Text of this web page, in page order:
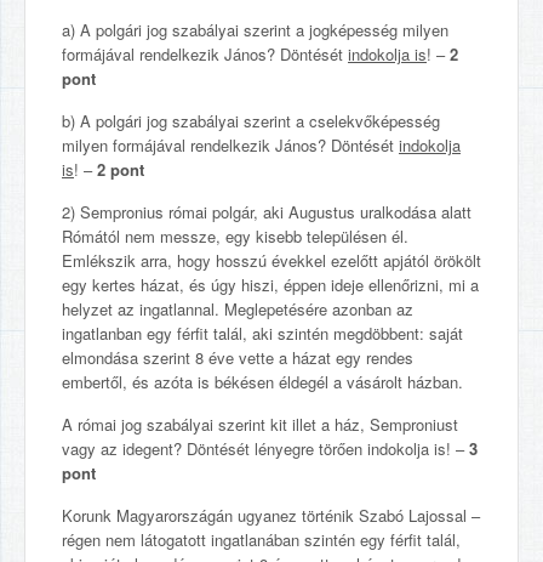
a) A polgári jog szabályai szerint a jogképesség milyen
formájával rendelkezik János? Döntését indokolja is! –2
pont
b) A polgári jog szabályai szerint a cselekvőképesség
milyen formájával rendelkezik János? Döntését indokolja
is! –2 pont
2) Sempronius római polgár, aki Augustus uralkodása alatt
Rómától nem messze, egy kisebb településen él.
Emlékszik arra, hogy hosszú évekkel ezelőtt apjától örökölt
egy kertes házat, és úgy hiszi, éppen ideje ellenőrizni, mi a
helyzet az ingatlannal. Meglepetésére azonban az
ingatlanban egy férfit talál, aki szintén megdöbbent: saját
elmondása szerint 8 éve vette a házat egy rendes
embertől, és azóta is békésen éldegél a vásárolt házban.
A római jog szabályai szerint kit illet a ház, Semproniust
vagy az idegent? Döntését lényegre törően indokolja is! –3
pont
Korunk Magyarországán ugyanez történik Szabó Lajossal –
régen nem látogatott ingatlanában szintén egy férfit talál,